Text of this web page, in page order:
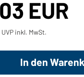
EUR
inkl. MwSt.
In den